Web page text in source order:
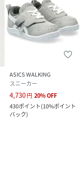
ASICS WALKING
スニーカー
4,730円 20%OFF
430ポイント(10%ポイント
バック)